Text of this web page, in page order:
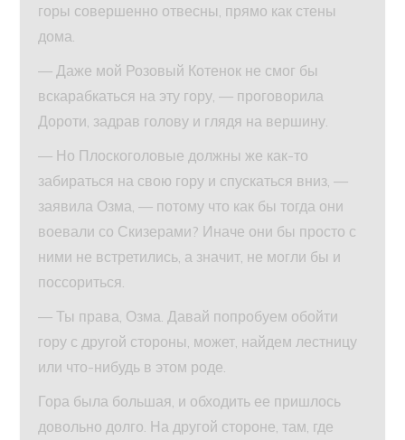
горы совершенно отвесны, прямо как стены
дома.
— Даже мой Розовый Котенок не смог бы
вскарабкаться на эту гору, — проговорила
Дороти, задрав голову и глядя на вершину.
— Но Плоскоголовые должны же как-то
забираться на свою гору и спускаться вниз, —
заявила Озма, — потому что как бы тогда они
воевали со Скизерами? Иначе они бы просто с
ними не встретились, а значит, не могли бы и
поссориться.
— Ты права, Озма. Давай попробуем обойти
гору с другой стороны, может, найдем лестницу
или что-нибудь в этом роде.
Гора была большая, и обходить ее пришлось
довольно долго. На другой стороне, там, где